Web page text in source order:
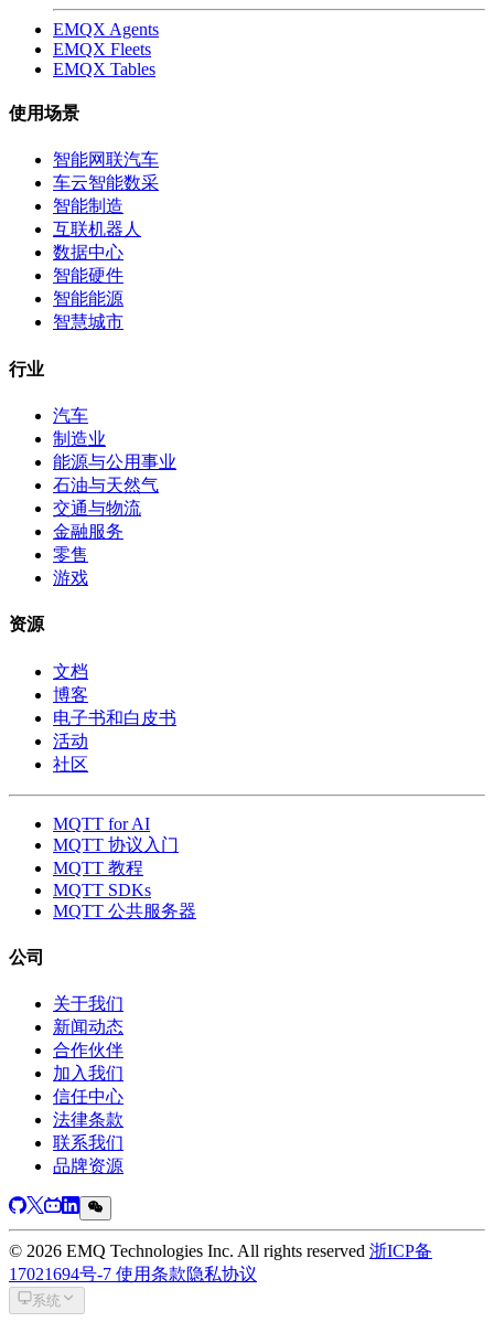
EMQX Agents
EMQX Fleets
EMQX Tables
使用场景
智能网联汽车
车云智能数采
智能制造
互联机器人
数据中心
智能硬件
智能能源
智慧城市
行业
汽车
制造业
能源与公用事业
石油与天然气
交通与物流
金融服务
零售
游戏
资源
文档
博客
电子书和白皮书
活动
社区
MQTT for AI
MQTT 协议入门
MQTT 教程
MQTT SDKs
MQTT 公共服务器
公司
关于我们
新闻动态
合作伙伴
加入我们
信任中心
法律条款
联系我们
品牌资源
© 2026 EMQ Technologies Inc. All rights reserved 浙ICP备
17021694号-7 使用条款隐私协议
系统